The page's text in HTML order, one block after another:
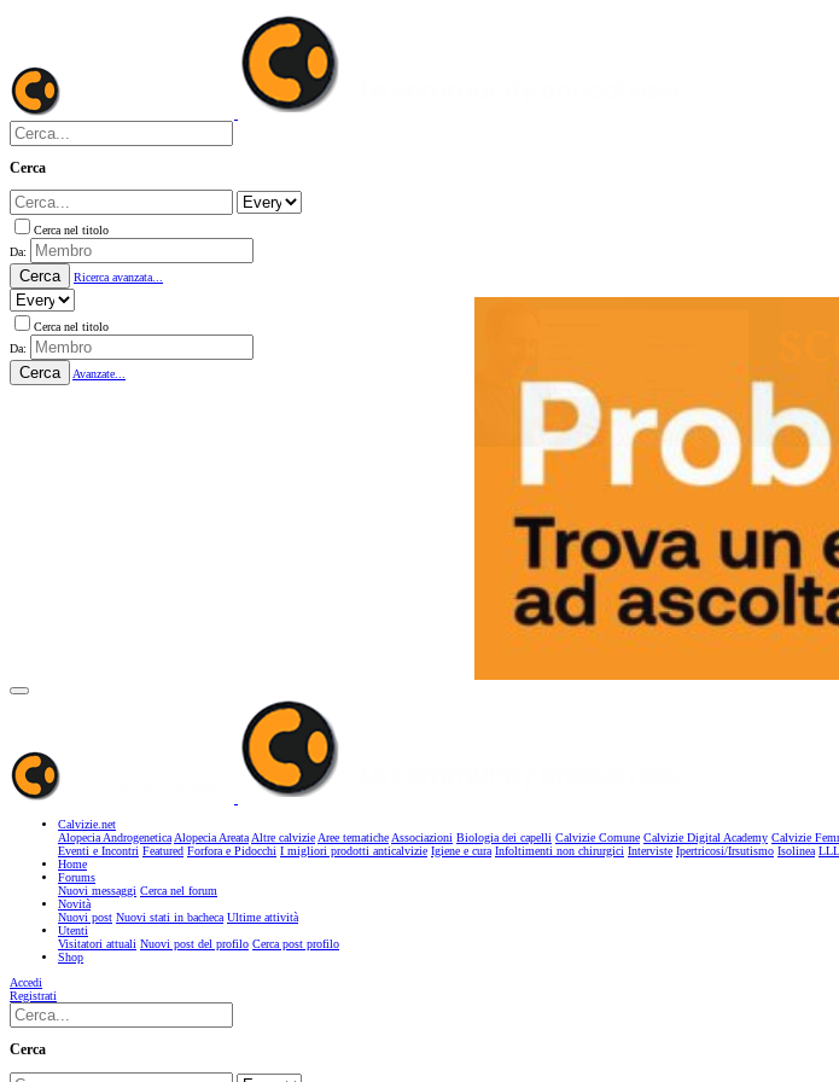
Cerca
Cerca nel titolo
Da:
Cerca Ricerca avanzata...
Cerca nel titolo
Da:
Cerca Avanzate...
Calvizie.net
Alopecia AndrogeneticaAlopecia AreataAltre calvizieAree tematicheAssociazioni Biologia dei capelli Calvizie Comune Calvizie Digital Academy Calvizie
Eventi e Incontri Featured Forfora e Pidocchi I migliori prodotti anticalvizie Igiene e cura Infoltimenti non chirurgici Interviste Ipertricosi/Irsutismo Isolinea
Home
Forums
Nuovi messaggi Cerca nel forum
Novità
Nuovi post Nuovi stati in bacheca Ultime attività
Utenti
Visitatori attuali Nuovi post del profilo Cerca post profilo
Shop
Accedi
Registrati
Cerca